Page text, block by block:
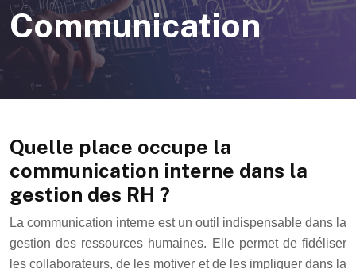
Communication
Quelle place occupe la
communication interne dans la
gestion des RH ?
La communication interne est un outil indispensable dans la
gestion des ressources humaines. Elle permet de fidéliser
les collaborateurs, de les motiver et de les impliquer dans la